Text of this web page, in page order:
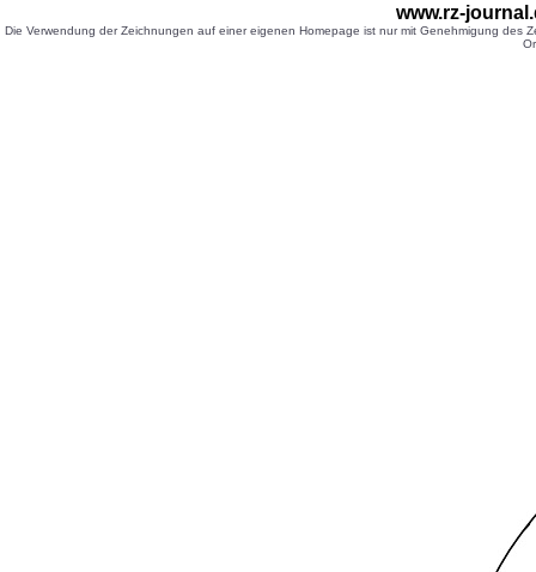
www.rz-
Die Verwendung der Zeichnungen auf einer eigenen Homepage ist nur mit Genehmigung